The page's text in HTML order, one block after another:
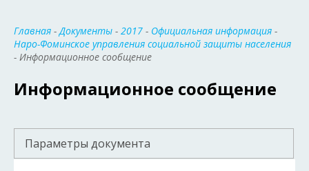
Главная -Документы - 2017 - Официальная информация -
Наро-Фоминское управления социальной защиты населения
- Информационное сообщение
Информационное сообщение
Параметры документа